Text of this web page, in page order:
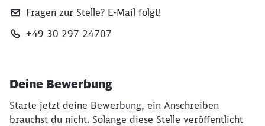
Fragen zur Stelle? E‑Mail folgt!
+49 30 297 24707
Deine Bewerbung
Starte jetzt deine Bewerbung, ein Anschreiben
brauchst du nicht. Solange diese Stelle veröffentlicht